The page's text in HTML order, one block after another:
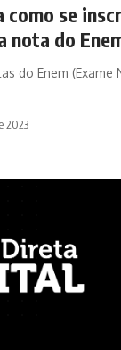
como se
nota do
do Enem (Exame
2023